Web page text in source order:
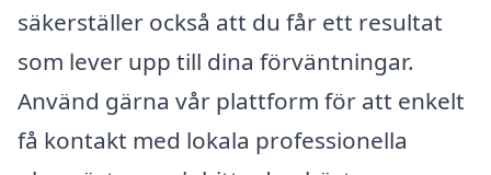
säkerställer också att du får ett resultat
som lever upp till dina förväntningar.
Använd gärna vår plattform för att enkelt
få kontakt med lokala professionella